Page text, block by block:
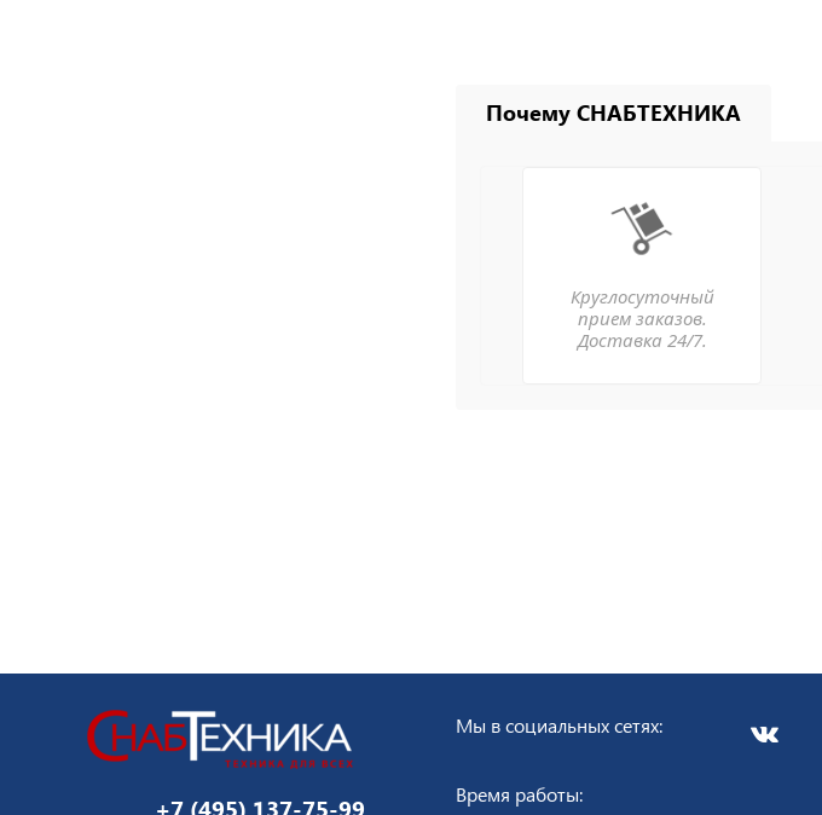
Почему СНАБТЕХНИКА
Круглосуточный
прием заказов.
Доставка 24/7.
+7 (495) 137-75-99
Мы в социальных сетях:
Время работы: